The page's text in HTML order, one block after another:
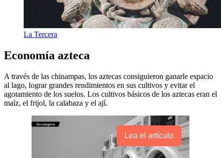
La Tercera
Economía azteca
A través de las chinampas, los aztecas consiguieron ganarle espacio
al lago, lograr grandes rendimientos en sus cultivos y evitar el
agotamiento de los suelos. Los cultivos básicos de los aztecas eran el
maíz, el frijol, la calabaza y el ají.
Lea el artículo